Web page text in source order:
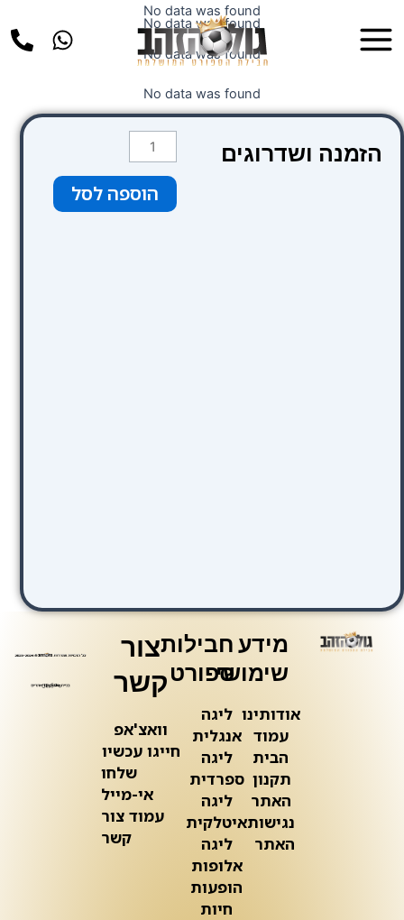
לתוכן
Menu
No data was found
No data was found
No data was found
No data was found
הזמנה ושדרוגים
כמות
של
IBIS
Manchester
הוספה לסל
מידע
שימושי
אודותינו
עמוד
הבית
תקנון
האתר
נגישות
האתר
חבילות
ספורט
ליגה
אנגלית
ליגה
ספרדית
ליגה
איטלקית
ליגה
אלופות
הופעות
חיות
צור
קשר
וואצ'אפ
חייגו עכשיו
שלחו
אי-מייל
עמוד צור
קשר